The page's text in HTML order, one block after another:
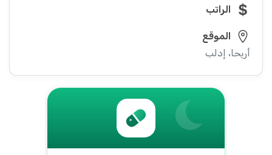
الراتب
الموقع
أريحا، إدلب